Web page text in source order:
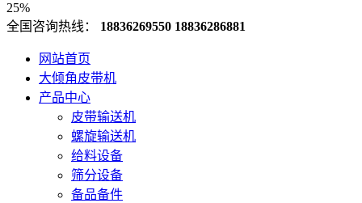
25%
全国咨询热线：
18836269550 18836286881
网站首页
大倾角皮带机
产品中心
皮带输送机
螺旋输送机
给料设备
筛分设备
备品备件